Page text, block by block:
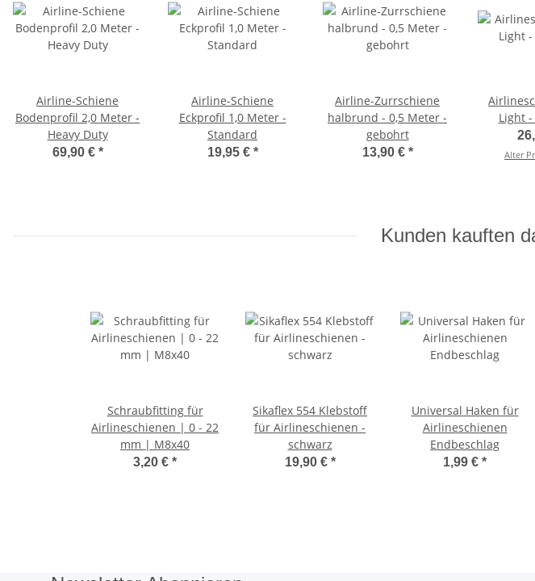
Airline-Schiene
Bodenprofil 2,0 Meter -
Heavy Duty
69,90 € *
Airline-Schiene
Eckprofil 1,0 Meter -
Standard
19,95 € *
Airline-Zurrschiene
halbrund - 0,5 Meter -
gebohrt
13,90 € *
Light
Alter
Kunden kauften
Schraubfitting für
Airlineschienen | 0 - 22
mm | M8x40
3,20 € *
Sikaflex 554 Klebstoff
für Airlineschienen -
schwarz
19,90 € *
Universal Haken für
Airlineschienen
Endbeschlag
1,99 € *